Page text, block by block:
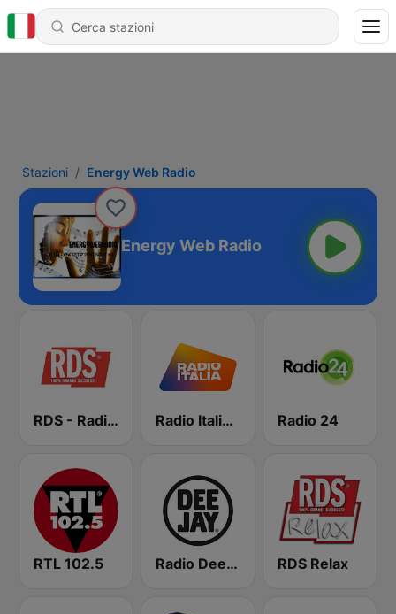
Stazioni Energy Web Radio
Energy Web Radio
RDS - Radio Dimensione Suono Radio Italia solomusicaitaliana Radio 24
RTL 102.5 Radio Deejay RDS Relax